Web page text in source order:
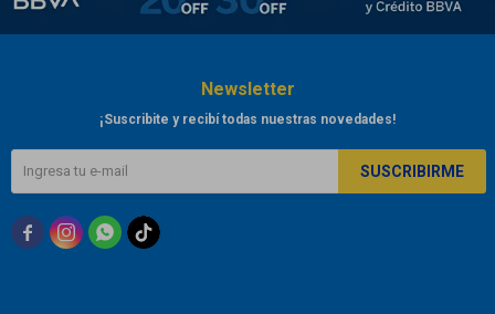
Newsletter
¡Suscribite y recibí todas nuestras novedades!
SUSCRIBIRME
  